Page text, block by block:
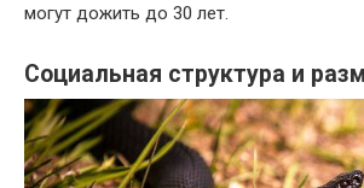
могут дожить до 30 лет.
Социальная структура и